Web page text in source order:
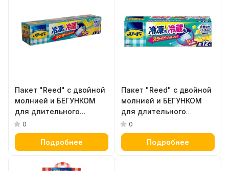
картонная коробка
Пакет "Reed" с двойной
молнией и БЕГУНКОМ
для длительного
хранения и
замораживание
продуктов и готовых
морозильнике, размер L
0
Подробнее
Пакет "Reed" с двойной
молнией и БЕГУНКОМ
для длительного
хранения и
замораживание
продуктов и готовых
0
Подробнее